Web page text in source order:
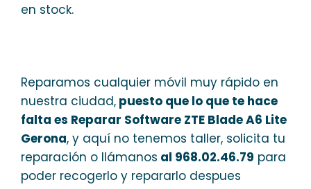
en stock.
Reparamos cualquier móvil muy rápido en
nuestra ciudad, puesto que lo que te hace
falta es Reparar Software ZTE Blade A6 Lite
Gerona, y aquí no tenemos taller, solicita tu
reparación o llámanos al 968.02.46.79 para
poder recogerlo y repararlo despues